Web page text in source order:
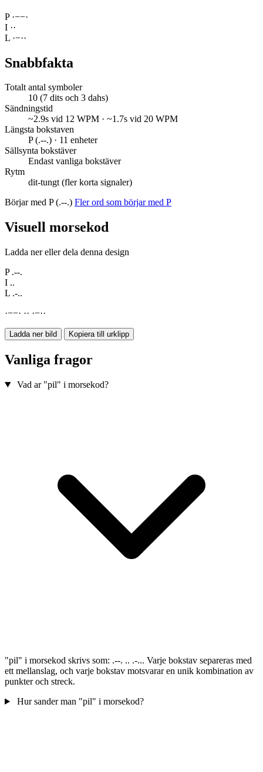
P ·−−·
I ··
L ·−··
Snabbfakta
Totalt antal symboler
10 (7 dits och 3 dahs)
Sändningstid
~2.9s vid 12 WPM · ~1.7s vid 20 WPM
Längsta bokstaven
P (.--.) · 11 enheter
Sällsynta bokstäver
Endast vanliga bokstäver
Rytm
dit-tungt (fler korta signaler)
Börjar med P (.--.) Fler ord som börjar med P
Visuell morsekod
Ladda ner eller dela denna design
P .--.
I ..
L .-..
·−−· ·· ·−··
Ladda ner bild Kopiera till urklipp
Vanliga fragor
Vad ar "pil" i morsekod?
"pil" i morsekod skrivs som: .--. .. .-... Varje bokstav separeras med
ett mellanslag, och varje bokstav motsvarar en unik kombination av
punkter och streck.
Hur sander man "pil" i morsekod?